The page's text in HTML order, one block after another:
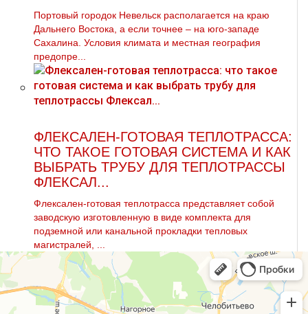
Портовый городок Невельск располагается на краю
Дальнего Востока, а если точнее – на юго-западе
Сахалина. Условия климата и местная география
предопре...
ФЛЕКСАЛЕН-ГОТОВАЯ ТЕПЛОТРАССА:
ЧТО ТАКОЕ ГОТОВАЯ СИСТЕМА И КАК
ВЫБРАТЬ ТРУБУ ДЛЯ ТЕПЛОТРАССЫ
ФЛЕКСАЛ...
Флексален-готовая теплотрасса представляет собой
заводскую изготовленную в виде комплекта для
подземной или канальной прокладки тепловых
магистралей, ...